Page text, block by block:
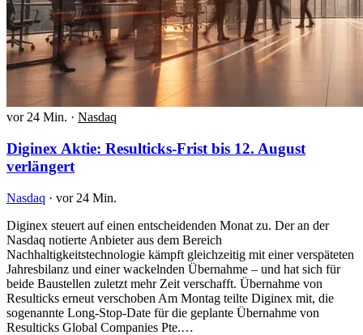
vor 24 Min. · Nasdaq
Diginex Aktie: Resulticks-Frist bis 12. August
verlängert
Nasdaq · vor 24 Min.
Diginex steuert auf einen entscheidenden Monat zu. Der an der
Nasdaq notierte Anbieter aus dem Bereich
Nachhaltigkeitstechnologie kämpft gleichzeitig mit einer verspäteten
Jahresbilanz und einer wackelnden Übernahme – und hat sich für
beide Baustellen zuletzt mehr Zeit verschafft. Übernahme von
Resulticks erneut verschoben Am Montag teilte Diginex mit, die
sogenannte Long-Stop-Date für die geplante Übernahme von
Resulticks Global Companies Pte.…